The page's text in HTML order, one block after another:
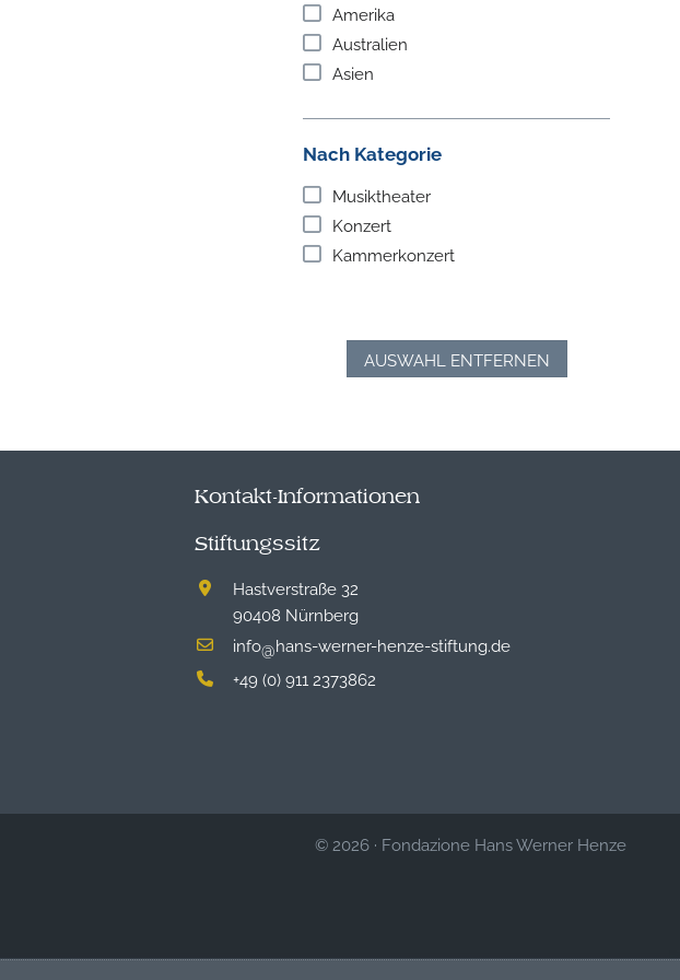
Amerika
Australien
Asien
Nach Kategorie
Musiktheater
Konzert
Kammerkonzert
AUSWAHL ENTFERNEN
Kontakt-Informationen
Stiftungssitz
Hastverstraße 32
90408 Nürnberg
info@hans-werner-henze-stiftung.de
+49 (0) 911 2373862
© 2026 · Fondazione Hans Werner Henze